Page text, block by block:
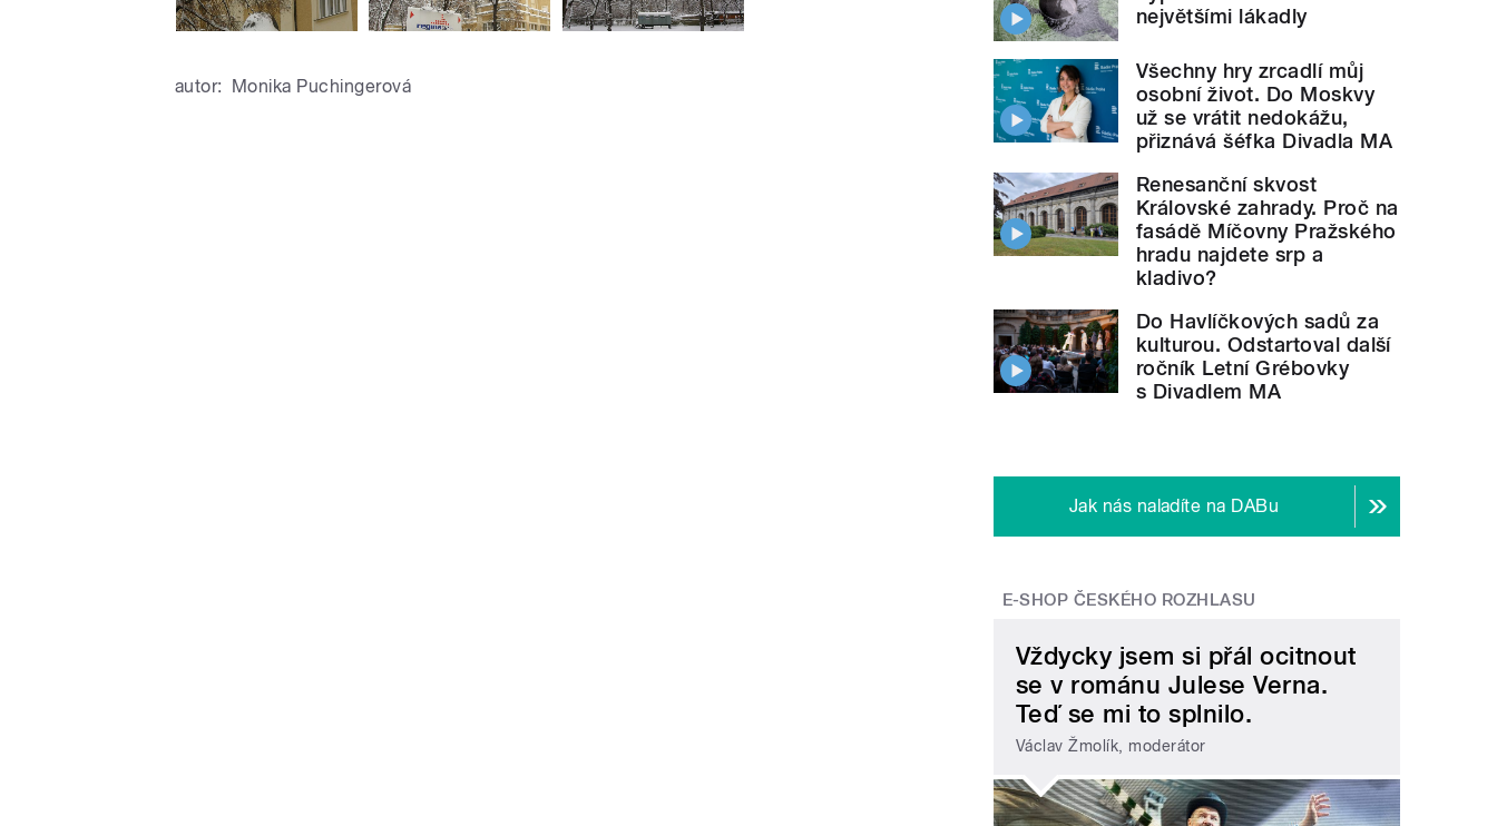
autor: Monika Puchingerová
největšími lákadly
Všechny hry zrcadlí můj
osobní život. Do Moskvy
už se vrátit nedokážu,
přiznává šéfka Divadla MA
Renesanční skvost
Královské zahrady. Proč na
fasádě Míčovny Pražského
hradu najdete srp a
kladivo?
Do Havlíčkových sadů za
kulturou. Odstartoval další
ročník Letní Grébovky
s Divadlem MA
Jak nás naladíte na DABu
E-SHOP ČESKÉHO ROZHLASU
Vždycky jsem si přál ocitnout
se v románu Julese Verna.
Teď se mi to splnilo.
Václav Žmolík, moderátor